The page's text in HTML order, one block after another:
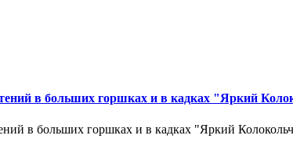
в больших горшках и в кадках "Яркий
в больших горшках и в кадках "Яркий